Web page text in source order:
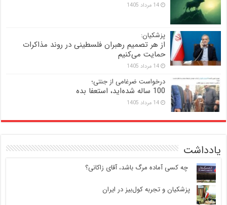
14 مرداد 1405
پزشکیان:
از هر تصمیم رهبران فلسطینی در روند مذاکرات
حمایت می‌کنیم
14 مرداد 1405
درخواست ضرغامی از جنتی؛
100 ساله شده‌اید، استعفا بده
14 مرداد 1405
یادداشت
‍ چه کسی آماده مرگ باشد، آقای زاکانی؟
پزشکیان و تجربه کول‌بیز در ایران